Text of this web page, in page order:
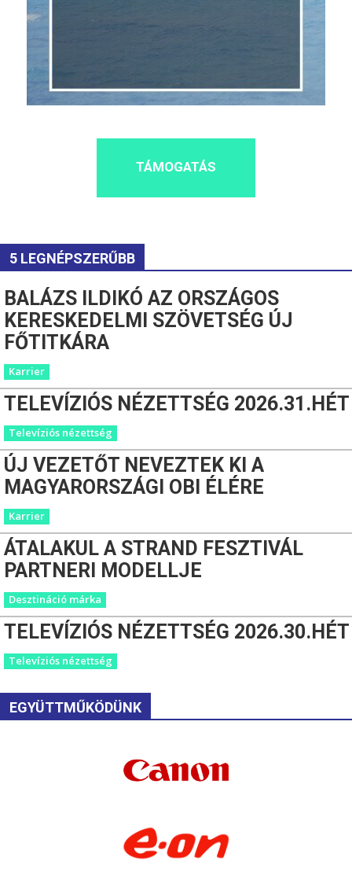
TÁMOGATÁS
5 LEGNÉPSZERŰBB
BALÁZS ILDIKÓ AZ ORSZÁGOS
KERESKEDELMI SZÖVETSÉG ÚJ
FŐTITKÁRA
Karrier
TELEVÍZIÓS NÉZETTSÉG 2026.31.HÉT
Televíziós nézettség
ÚJ VEZETŐT NEVEZTEK KI A
MAGYARORSZÁGI OBI ÉLÉRE
Karrier
ÁTALAKUL A STRAND FESZTIVÁL
PARTNERI MODELLJE
Desztináció márka
TELEVÍZIÓS NÉZETTSÉG 2026.30.HÉT
Televíziós nézettség
EGYÜTTMŰKÖDÜNK